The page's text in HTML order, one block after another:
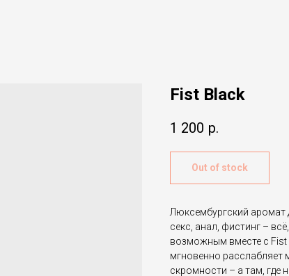
Fist Black
1 200 р.
Out of stock
Люксембургский аромат
секс, анал, фистинг –
возможным вместе с Fist
мгновенно расслабляет
скромности – а там, где